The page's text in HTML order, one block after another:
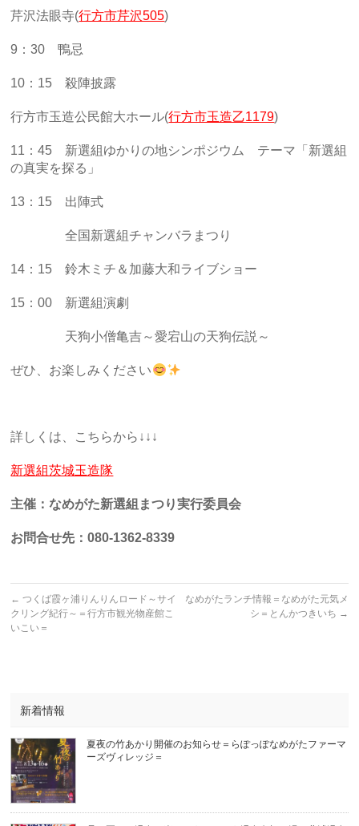
芹沢法眼寺(行方市芹沢505)
9：30 鴨忌
10：15 殺陣披露
行方市玉造公民館大ホール(行方市玉造乙1179)
11：45 新選組ゆかりの地シンポジウム テーマ「新選組
の真実を探る」
13：15 出陣式
全国新選組チャンバラまつり
14：15 鈴木ミチ＆加藤大和ライブショー
15：00 新選組演劇
天狗小僧亀吉～愛宕山の天狗伝説～
ぜひ、お楽しみください
詳しくは、こちらから↓↓↓
新選組茨城玉造隊
主催：なめがた新選組まつり実行委員会
お問合せ先：080-1362-8339
← つくば霞ヶ浦りんりんロード～サイ
クリング紀行～＝行方市観光物産館こ
いこい＝
なめがたランチ情報＝なめがた元気メ
シ＝とんかつきいち →
新着情報
夏夜の竹あかり開催のお知らせ＝らぽっぽなめがたファーマ
ーズヴィレッジ＝